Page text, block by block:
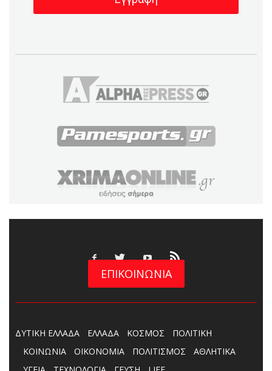
ΕΠΙΚΟΙΝΩΝΙΑ
ΔΥΤΙΚΗ ΕΛΛΑΔΑ ΕΛΛΑΔΑ ΚΟΣΜΟΣ
ΠΟΛΙΤΙΚΗ
ΚΟΙΝΩΝΙΑ
ΟΙΚΟΝΟΜΙΑ ΠΟΛΙΤΙΣΜΟΣ
ΑΘΛΗΤΙΚΑ